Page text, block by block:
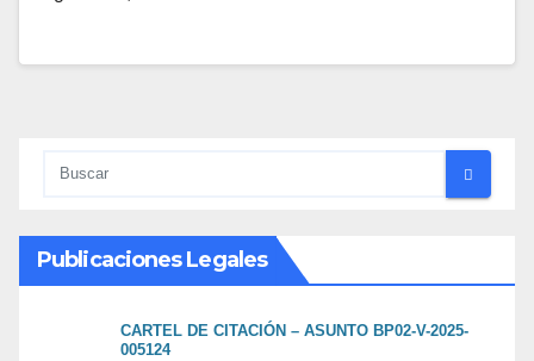
Publicaciones Legales
CARTEL DE CITACIÓN – ASUNTO BP02-V-2025-
005124